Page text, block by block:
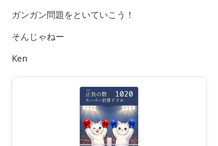
ガンガン問題をといていこう！
そんじゃねー
Ken